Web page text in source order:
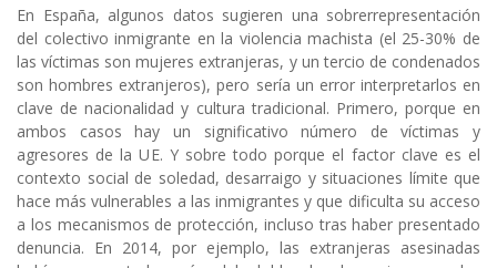
En España, algunos datos sugieren una sobrerrepresentación
del colectivo inmigrante en la violencia machista (el 25-30% de
las víctimas son mujeres extranjeras, y un tercio de condenados
son hombres extranjeros), pero sería un error interpretarlos en
clave de nacionalidad y cultura tradicional. Primero, porque en
ambos casos hay un significativo número de víctimas y
agresores de la UE. Y sobre todo porque el factor clave es el
contexto social de soledad, desarraigo y situaciones límite que
hace más vulnerables a las inmigrantes y que dificulta su acceso
a los mecanismos de protección, incluso tras haber presentado
denuncia. En 2014, por ejemplo, las extranjeras asesinadas